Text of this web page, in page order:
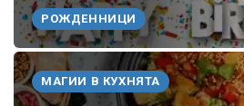
РОЖДЕННИЦИ
МАГИИ В КУХНЯТА